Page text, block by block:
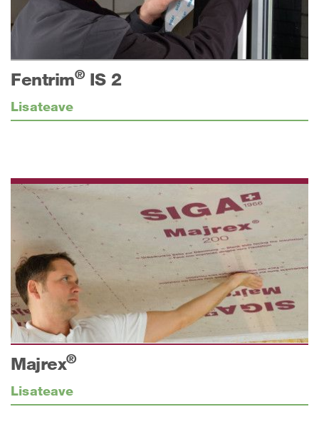
Fentrim®IS 2
Lisateave
Majrex®
Lisateave